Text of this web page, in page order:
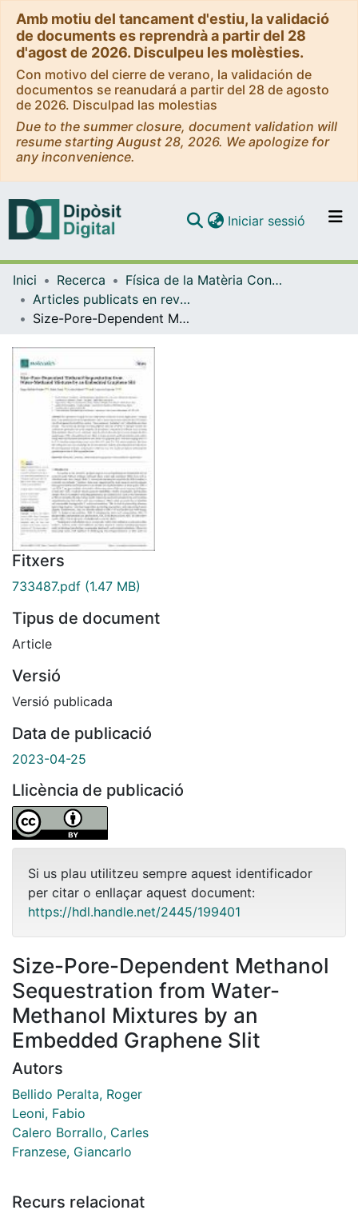
Amb motiu del tancament d'estiu, la validació
de documents es reprendrà a partir del 28
d'agost de 2026. Disculpeu les molèsties.
Con motivo del cierre de verano, la validación de
documentos se reanudará a partir del 28 de agosto
de 2026. Disculpad las molestias
Due to the summer closure, document validation will
resume starting August 28, 2026. We apologize for
any inconvenience.
Navega per tot el DD
Com publicar
Iniciar sessió (current)
Inici Recerca
Física de la Matèria Condensada
Articles publicats en revistes (Física de la Matèria Condensada)
Size-Pore-Dependent Methanol Sequestration from Water-Methanol Mixtures by an Embedded Graphene Slit
Fitxers
733487.pdf (1.47 MB)
Tipus de document
Article
Versió
Versió publicada
Data de publicació
2023-04-25
Llicència de publicació
Si us plau utilitzeu sempre aquest identificador
per citar o enllaçar aquest document:
https://hdl.handle.net/2445/199401
Size-Pore-Dependent Methanol
Sequestration from Water-
Methanol Mixtures by an
Embedded Graphene Slit
Autors
Bellido Peralta, Roger
Leoni, Fabio
Calero Borrallo, Carles
Franzese, Giancarlo
Recurs relacionat